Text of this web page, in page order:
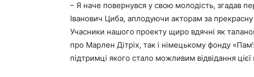
– Я наче повернувся у свою молодість, згадав
Іванович Циба, аплодуючи акторам за прекрасну
Учасники нашого проекту щиро вдячні як
про Марлен Дітріх, так і німецькому фонду
підтримці якого стало можливим відвідання